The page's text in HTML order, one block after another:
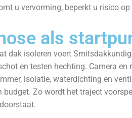
u vervorming, beperkt u risico
als
dak isoleren voert
en testen hechting. Camera
isolatie, waterdichting en
Zo wordt het traject